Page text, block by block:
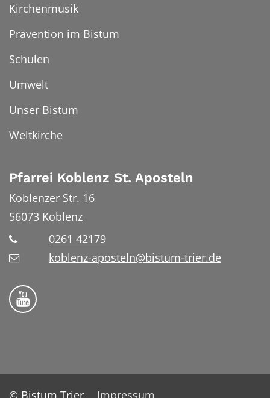
Kirchenmusik
Prävention im Bistum
Schulen
Umwelt
Unser Bistum
Weltkirche
Pfarrei Koblenz St. Aposteln
Koblenzer Str. 16
56073 Koblenz
0261 42179
koblenz-aposteln@bistum-trier.de
Bistum Trier auf YouTube
© Bistum Trier Impressum